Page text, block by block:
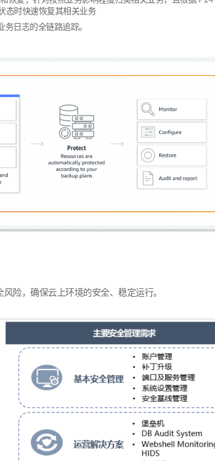
态时快速恢复其相关业务
日志的全链路追踪。
风险，确保云上环境的安全、稳定运行。